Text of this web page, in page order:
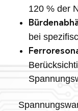
120 % der
bei